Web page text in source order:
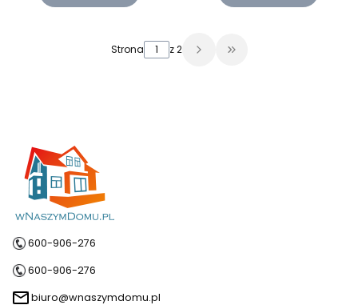
Strona z 2 Przejdź do ostatniej
600-906-276
600-906-276
biuro@wnaszymdomu.pl